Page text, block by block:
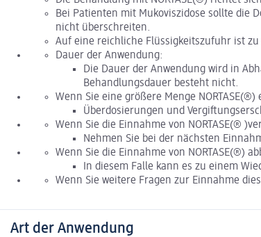
Bei Patienten mit Mukoviszidose sollte die
nicht überschreiten.
Auf eine reichliche Flüssigkeitszufuhr ist zu
Dauer der Anwendung:
Die Dauer der Anwendung wird in
Behandlungsdauer besteht nicht.
Wenn Sie eine größere Menge
Überdosierungen und
Wenn Sie die Einnahme von NORTASE(®
Nehmen Sie bei der nächsten
Wenn Sie die Einnahme von NORTASE(®)
In diesem Falle kann es zu einem
Wenn Sie weitere Fragen zur Einnahme
Art der Anwendung